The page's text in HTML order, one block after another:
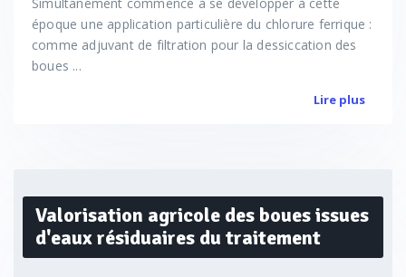
Simultanément commence à se développer à cette
époque une application particulière du chlorure ferrique :
comme adjuvant de filtration pour la dessiccation des
boues ...
Lire plus
Valorisation agricole des boues issues
d'eaux résiduaires du traitement